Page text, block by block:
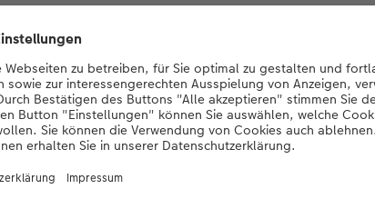
gegebenenfalls die Produktvariante aus.
Als nächsteslegen Sie ein Design festund
so über die Anordnung und Anzahl der Bilder.
Fügen Sie nun je nach gewähltem Layouteines oder
mehrere Fotosein.
Cliparts oder Texte